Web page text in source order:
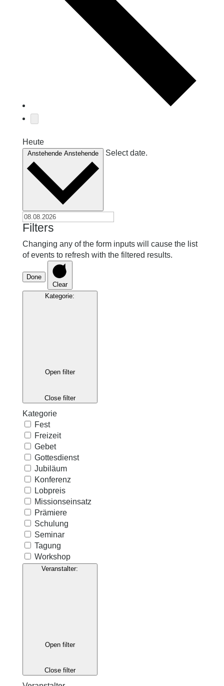
Heute
Anstehende Anstehende Select date.
Filters
Changing any of the form inputs will cause the list
of events to refresh with the filtered results.
Done
Clear
Kategorie:
Open filter
Close filter
Kategorie
Fest
Freizeit
Gebet
Gottesdienst
Jubiläum
Konferenz
Lobpreis
Missionseinsatz
Prämiere
Schulung
Seminar
Tagung
Workshop
Veranstalter:
Open filter
Close filter